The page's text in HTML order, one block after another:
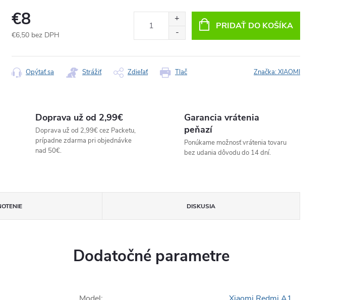
€8
€6,50 bez DPH
cena:
PRIDAŤ DO KOŠÍKA
Tlač
Opýtať sa Strážiť Zdieľať Značka:XIAOMI
Doprava už od 2,99€
Doprava už od 2,99€ cez Packetu,
prípadne zdarma pri objednávke
nad 50€.
Garancia vrátenia
peňazí
Ponúkame možnosť vrátenia tovaru
bez udania dôvodu do 14 dní.
DISKUSIA
Dodatočné parametre